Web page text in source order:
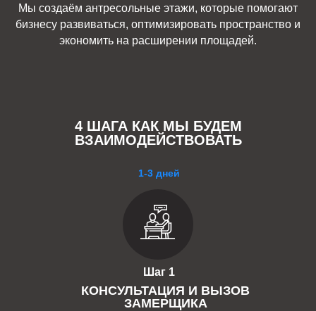
Мы создаём антресольные этажи, которые помогают
бизнесу развиваться, оптимизировать пространство и
экономить на расширении площадей.
4 ШАГА КАК МЫ БУДЕМ
ВЗАИМОДЕЙСТВОВАТЬ
1-3 дней
Шаг 1
КОНСУЛЬТАЦИЯ И ВЫЗОВ
ЗАМЕРЩИКА